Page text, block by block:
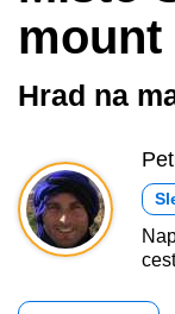
mount
Hrad na